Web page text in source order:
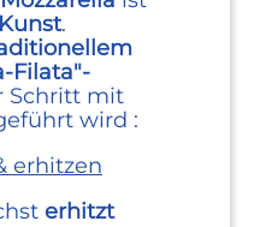
.
Filata"-
Schritt mit
wird :
erhitzen
erhitzt